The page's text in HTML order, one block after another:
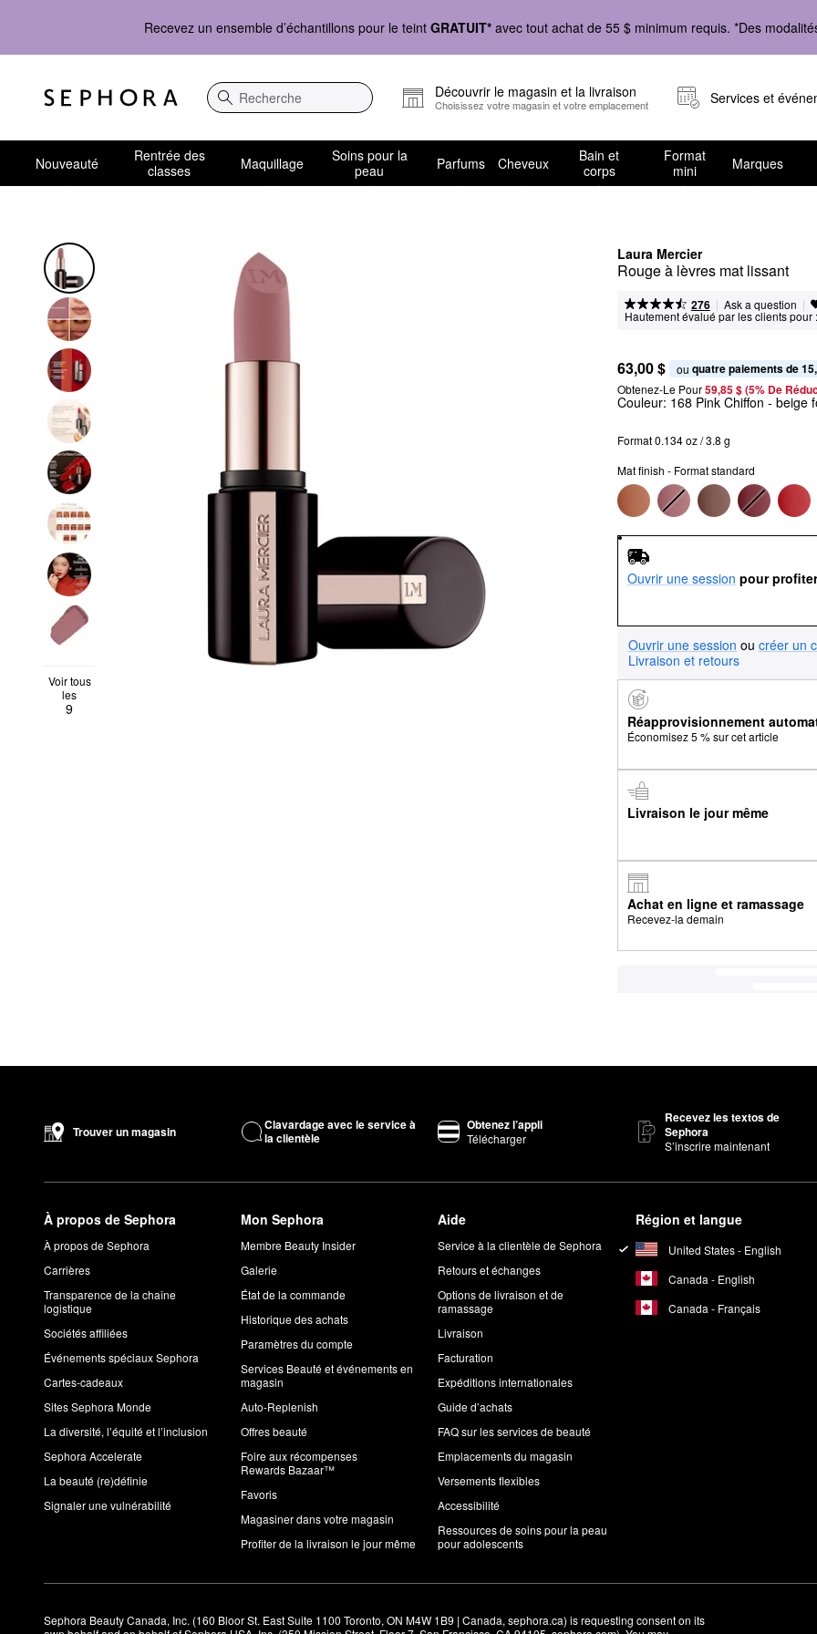
Recevez un ensemble d’échantillons pour le teint GRATUIT* avec tout achat de 55 $ minimum requis. *Des
Recherche
Découvrir le magasin et la livraison
Choisissez votre magasin et votre emplacement Services et
Nouveauté
Rentrée des
classes
Maquillage
Soins pour la
peau
Parfums Cheveux
Bain et
corps
Format
mini
Marques
Laura Mercier
Rouge à lèvres mat lissant
276 | Ask a question |
Hautement évalué par les clients pour :
Voir tous
les
9
63,00 $ ou quatre paiements de
Obtenez-Le Pour59,85 $ (5% De
Couleur: 168 Pink Chiffon - beige
Format 0.134 oz / 3.8 g
Mat finish - Format standard
Ouvrir une session pour
Ouvrir une session ou créer un
Livraison et retours
Réapprovisionnement
Économisez 5 % sur cet article
Livraison le jour même
Achat en ligne et ramassage
Recevez-la demain
Trouver un magasin
Clavardage avec le service à
la clientèle
Obtenez l’appli
Télécharger
Recevez les textos de
Sephora
S’inscrire maintenant
À propos de Sephora
À propos de Sephora
Carrières
Transparence de la chaîne
logistique
Sociétés affiliées
Événements spéciaux Sephora
Cartes-cadeaux
Sites Sephora Monde
La diversité, l’équité et l’inclusion
Sephora Accelerate
La beauté (re)définie
Signaler une vulnérabilité
Mon Sephora
Membre Beauty Insider
Galerie
État de la commande
Historique des achats
Paramètres du compte
Services Beauté et événements en
magasin
Auto-Replenish
Offres beauté
Foire aux récompenses
Rewards Bazaar™
Favoris
Magasiner dans votre magasin
Profiter de la livraison le jour même
Aide
Service à la clientèle de Sephora
Retours et échanges
Options de livraison et de
ramassage
Livraison
Facturation
Expéditions internationales
Guide d’achats
FAQ sur les services de beauté
Emplacements du magasin
Versements flexibles
Accessibilité
Ressources de soins pour la peau
pour adolescents
Région et langue
United States - English
Canada - English
Canada - Français
Sephora Beauty Canada, Inc. (160 Bloor St. East Suite 1100 Toronto, ON M4W 1B9 | Canada, sephora.ca) is requesting consent on its